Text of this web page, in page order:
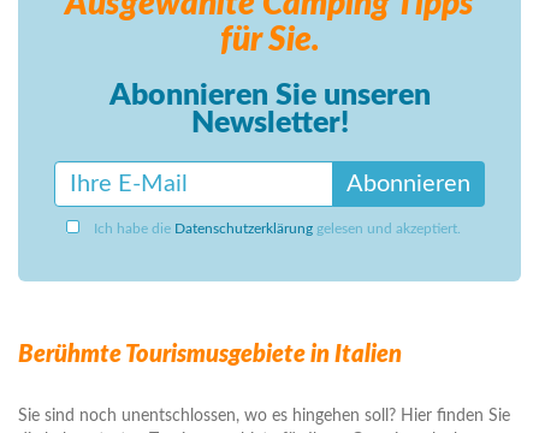
für Sie.
Abonnieren Sie unseren
Newsletter!
Abonnieren
Ich habe die Datenschutzerklärung gelesen und akzeptiert.
Berühmte Tourismusgebiete in Italien
Sie sind noch unentschlossen, wo es hingehen soll? Hier finden Sie